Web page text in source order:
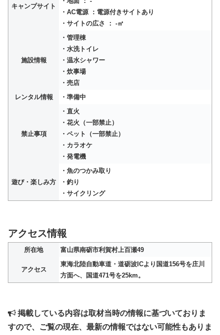
キャンプサイト
・AC電源 ：電源付きサイトあり
・サイトの広さ ： -㎡
施設情報
・管理棟
・水洗トイレ
・温水シャワー
・炊事場
・売店
レンタル情報
・準備中
禁止事項
・直火
・花火（一部禁止）
・ペット（一部禁止）
・カラオケ
・発電機
遊び・楽しみ方
・魚のつかみ取り
・釣り
・サイクリング
アクセス情報
所在地 富山県南砺市利賀村上百瀬49
アクセス
東海北陸自動車道・道砺波ICより国道156号を庄川
方面へ、国道471号を25km。
掲載している内容は取材当時の情報に基づいておりま
すので、ご覧の現在、最新の情報ではない可能性もありま